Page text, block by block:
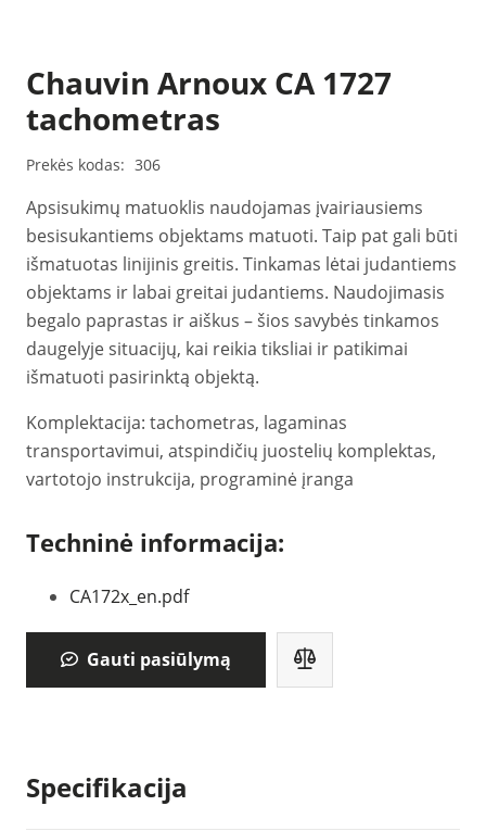
Chauvin Arnoux CA 1727
tachometras
Prekės kodas: 306
Apsisukimų matuoklis naudojamas įvairiausiems
besisukantiems objektams matuoti. Taip pat gali būti
išmatuotas linijinis greitis. Tinkamas lėtai judantiems
objektams ir labai greitai judantiems. Naudojimasis
begalo paprastas ir aiškus – šios savybės tinkamos
daugelyje situacijų, kai reikia tiksliai ir patikimai
išmatuoti pasirinktą objektą.
Komplektacija: tachometras, lagaminas
transportavimui, atspindičių juostelių komplektas,
vartotojo instrukcija, programinė įranga
Techninė informacija:
CA172x_en.pdf
Gauti pasiūlymą
Specifikacija